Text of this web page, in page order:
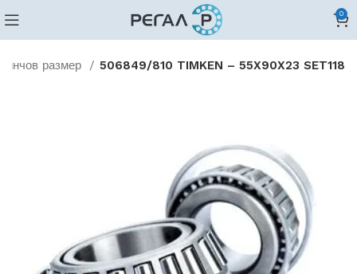
0
инчов размер 506849/810 TIMKEN – 55X90X23 SET118